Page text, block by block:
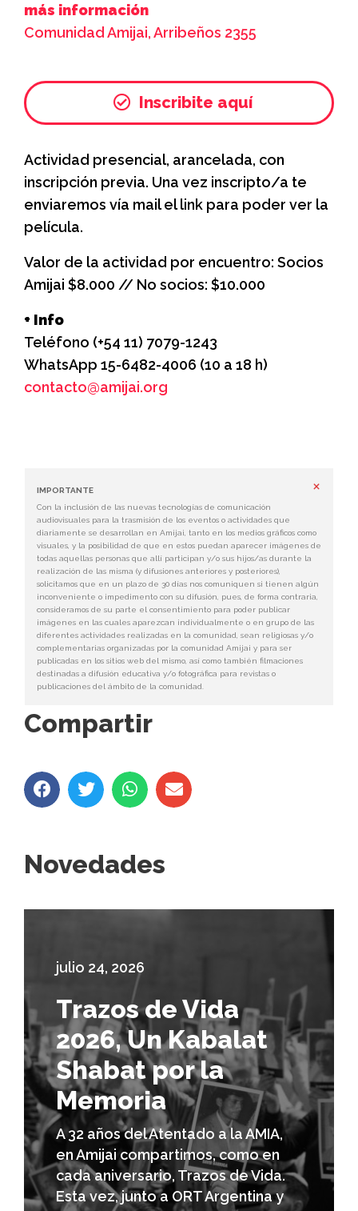
más información
Comunidad Amijai, Arribeños 2355
Inscribite aquí
Actividad presencial, arancelada, con
inscripción previa. Una vez inscripto/a te
enviaremos vía mail el link para poder ver la
película.
Valor de la actividad por encuentro: Socios
Amijai $8.000 // No socios: $10.000
+ Info
Teléfono (+54 11) 7079-1243
WhatsApp 15-6482-4006 (10 a 18 h)
contacto@amijai.org
IMPORTANTE
Con la inclusión de las nuevas tecnologías de comunicación
audiovisuales para la trasmisión de los eventos o actividades que
diariamente se desarrollan en Amijai, tanto en los medios gráficos como
visuales, y la posibilidad de que en estos puedan aparecer imágenes de
todas aquellas personas que allí participan y/o sus hijos/as durante la
realización de las misma (y difusiones anteriores y posteriores),
solicitamos que en un plazo de 30 días nos comuniquen si tienen algún
inconveniente o impedimento con su difusión, pues, de forma contraria,
consideramos de su parte el consentimiento para poder publicar
imágenes en las cuales aparezcan individualmente o en grupo de las
diferentes actividades realizadas en la comunidad, sean religiosas y/o
complementarias organizadas por la comunidad Amijai y para ser
publicadas en los sitios web del mismo, así como también filmaciones
destinadas a difusión educativa y/o fotográfica para revistas o
publicaciones del ámbito de la comunidad.
×
Compartir
Novedades
julio 24, 2026
Trazos de Vida
2026, Un Kabalat
Shabat por la
Memoria
A 32 años del Atentado a la AMIA,
en Amijai compartimos, como en
cada aniversario, Trazos de Vida.
Esta vez, junto a ORT Argentina y